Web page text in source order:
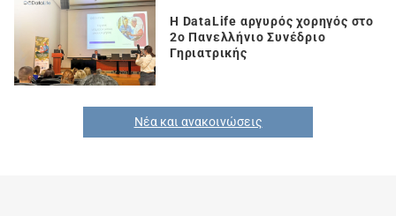
Η DataLife αργυρός χορηγός στο
2ο Πανελλήνιο Συνέδριο
Γηριατρικής
Νέα και ανακοινώσεις